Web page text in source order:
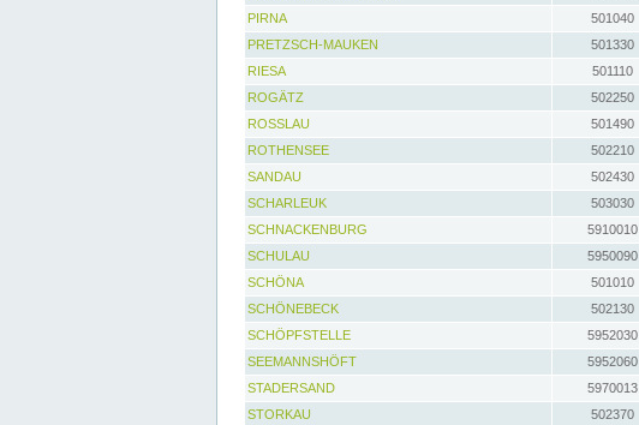
PIRNA
501040
PRETZSCH-MAUKEN
501330
RIESA
501110
ROGÄTZ
502250
ROSSLAU
501490
ROTHENSEE
502210
SANDAU
502430
SCHARLEUK
503030
SCHNACKENBURG
5910010
SCHULAU
5950090
SCHÖNA
501010
SCHÖNEBECK
502130
SCHÖPFSTELLE
5952030
SEEMANNSHÖFT
5952060
STADERSAND
5970013
STORKAU
502370